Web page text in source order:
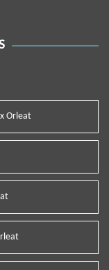
Orleat